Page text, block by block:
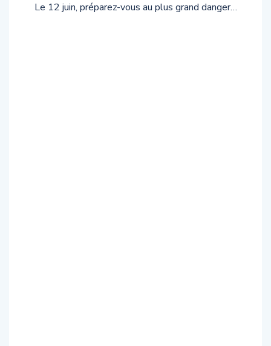
Le 12 juin, préparez-vous au plus grand danger…